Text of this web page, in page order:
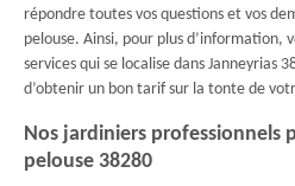
répondre toutes vos questions et vos
pelouse. Ainsi, pour plus d’information,
services qui se localise dans Janneyrias
d’obtenir un bon tarif sur la tonte de
Nos jardiniers professionnels
pelouse 38280